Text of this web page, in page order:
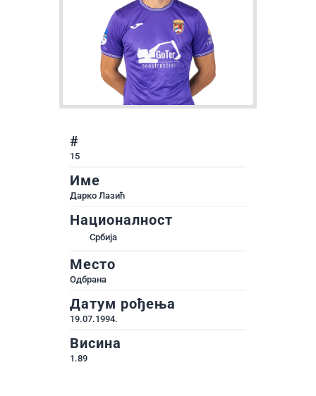
#
15
Име
Дарко Лазић
Националност
Србија
Место
Одбрана
Датум рођења
19.07.1994.
Висина
1.89